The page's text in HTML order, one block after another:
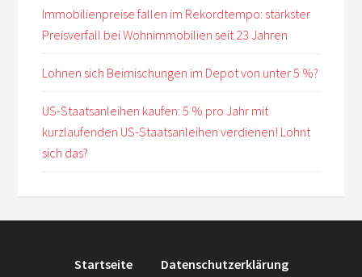
Immobilienpreise fallen im Rekordtempo: stärkster
Preisverfall bei Wohnimmobilien seit 23 Jahren
Lohnen sich Beimischungen im Depot von unter 5 %?
US-Staatsanleihen kaufen: 5 % pro Jahr mit
kurzlaufenden US-Staatsanleihen verdienen! Lohnt
sich das?
Startseite Datenschutzerklärung